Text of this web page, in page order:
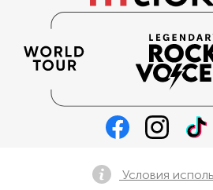
Условия